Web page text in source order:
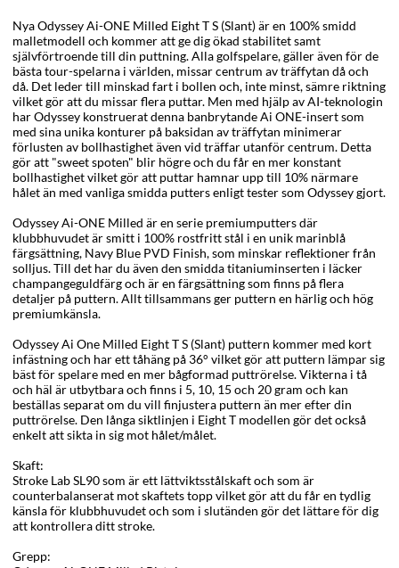
Nya Odyssey Ai-ONE Milled Eight T S (Slant) är en 100% smidd
malletmodell och kommer att ge dig ökad stabilitet samt
självförtroende till din puttning. Alla golfspelare, gäller även för de
bästa tour-spelarna i världen, missar centrum av träffytan då och
då. Det leder till minskad fart i bollen och, inte minst, sämre riktning
vilket gör att du missar flera puttar. Men med hjälp av AI-teknologin
har Odyssey konstruerat denna banbrytande Ai ONE-insert som
med sina unika konturer på baksidan av träffytan minimerar
förlusten av bollhastighet även vid träffar utanför centrum. Detta
gör att "sweet spoten" blir högre och du får en mer konstant
bollhastighet vilket gör att puttar hamnar upp till 10% närmare
hålet än med vanliga smidda putters enligt tester som Odyssey gjort.
Odyssey Ai-ONE Milled är en serie premiumputters där
klubbhuvudet är smitt i 100% rostfritt stål i en unik marinblå
färgsättning, Navy Blue PVD Finish, som minskar reflektioner från
solljus. Till det har du även den smidda titaniuminserten i läcker
champangeguldfärg och är en färgsättning som finns på flera
detaljer på puttern. Allt tillsammans ger puttern en härlig och hög
premiumkänsla.
Odyssey Ai One Milled Eight T S (Slant) puttern kommer med kort
infästning och har ett tåhäng på 36° vilket gör att puttern lämpar sig
bäst för spelare med en mer bågformad puttrörelse. Vikterna i tå
och häl är utbytbara och finns i 5, 10, 15 och 20 gram och kan
beställas separat om du vill finjustera puttern än mer efter din
puttrörelse. Den långa siktlinjen i Eight T modellen gör det också
enkelt att sikta in sig mot hålet/målet.
Skaft:
Stroke Lab SL90 som är ett lättviktsstålskaft och som är
counterbalanserat mot skaftets topp vilket gör att du får en tydlig
känsla för klubbhuvudet och som i slutänden gör det lättare för dig
att kontrollera ditt stroke.
Grepp: